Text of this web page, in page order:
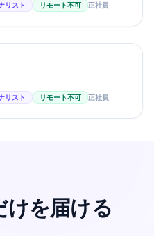
リスト リモート不可 正社員
リスト リモート不可 正社員
けを届ける